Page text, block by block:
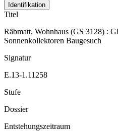
Identifikation
Titel
Räbmatt, Wohnhaus (GS 3128) :
Sonnenkollektoren Baugesuch
Signatur
E.13-1.11258
Stufe
Dossier
Entstehungszeitraum